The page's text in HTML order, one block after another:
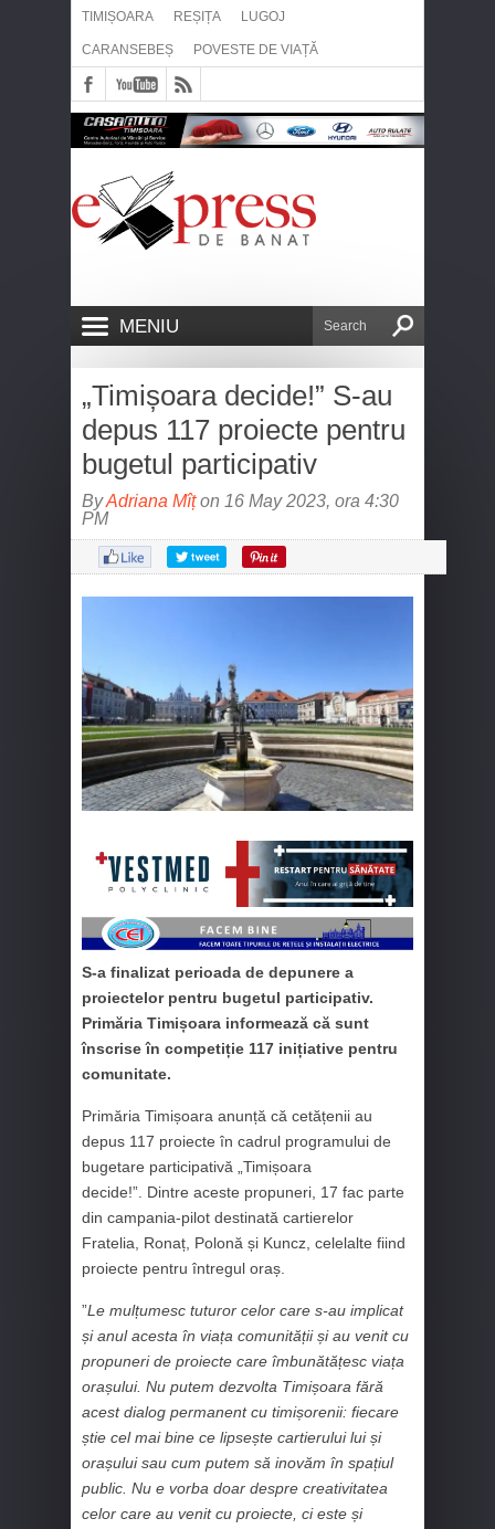
TIMIȘOARA REȘIȚA LUGOJ
CARANSEBEȘ POVESTE DE VIAȚĂ
MENIU
„Timișoara decide!” S-au
depus 117 proiecte pentru
bugetul participativ
ByAdriana Mîțon 16 May 2023, ora 4:30
PM
S-a finalizat perioada de depunere a
proiectelor pentru bugetul participativ.
Primăria Timișoara informează că sunt
înscrise în competiție 117 inițiative pentru
comunitate.
Primăria Timișoara anunță că cetățenii au
depus 117 proiecte în cadrul programului de
bugetare participativă „Timișoara
decide!”. Dintre aceste propuneri, 17 fac parte
din campania-pilot destinată cartierelor
Fratelia, Ronaț, Polonă și Kuncz, celelalte fiind
proiecte pentru întregul oraș.
”Le mulțumesc tuturor celor care s-au implicat
și anul acesta în viața comunității și au venit cu
propuneri de proiecte care îmbunătățesc viața
orașului. Nu putem dezvolta Timișoara fără
acest dialog permanent cu timișorenii: fiecare
știe cel mai bine ce lipsește cartierului lui și
orașului sau cum putem să inovăm în spațiul
public. Nu e vorba doar despre creativitatea
celor care au venit cu proiecte, ci este și